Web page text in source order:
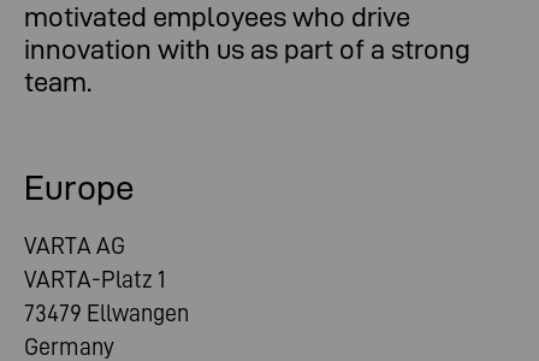
motivated employees who drive
innovation with us as part of a strong
team.
Europe
VARTA AG
VARTA-Platz 1
73479 Ellwangen
Germany